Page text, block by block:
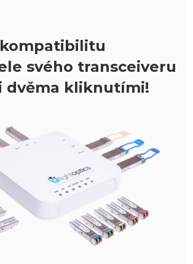
svého transceiveru
dvěma kliknutími!